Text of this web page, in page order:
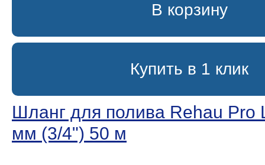
В корзину
Купить в 1 клик
Шланг для полива Rehau Pro
мм (3/4ʺ) 50 м